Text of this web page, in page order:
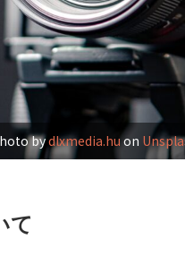
bydlxmedia.huon
て